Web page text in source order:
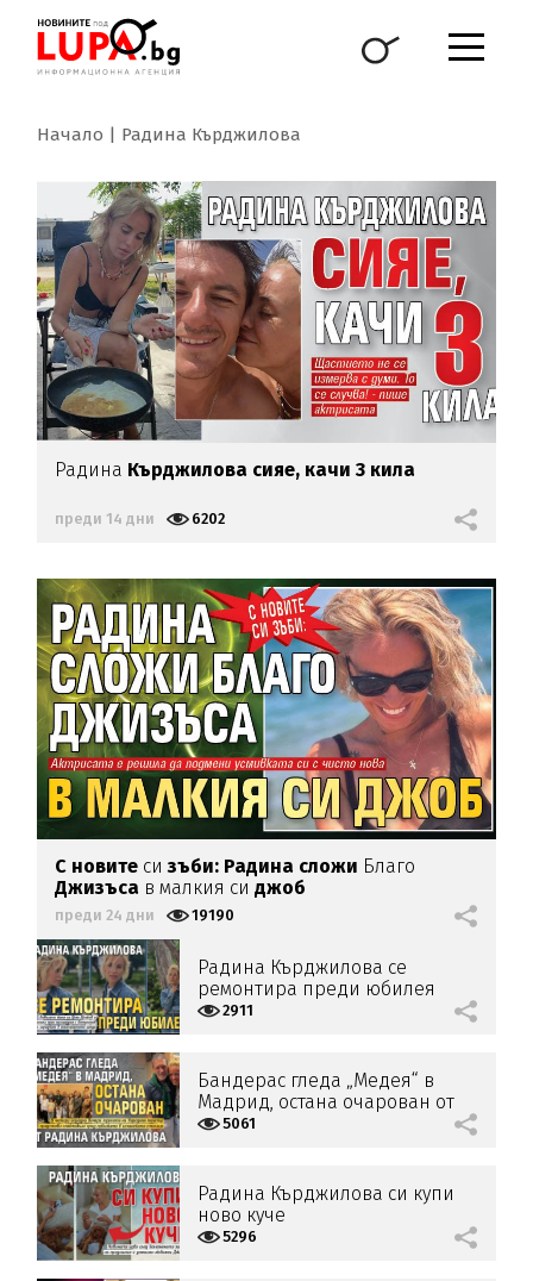
Начало Радина Кърджилова
Радина Кърджилова сияе, качи 3 кила
преди 14 дни 6202
С новите сизъби: Радина сложи Благо
Джизъса в малкия сиджоб
преди 24 дни 19190
Радина Кърджилова се
ремонтира преди юбилея
2911
Бандерас гледа „Медея“ в
Мадрид, остана очарован от
Радина Кърджилова
5061
Радина Кърджилова си купи
ново куче
5296